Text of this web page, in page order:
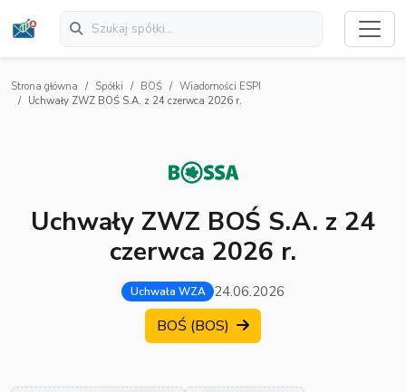
Strona główna Spółki BOŚ
Wiadomości ESPI
Uchwały ZWZ BOŚ S.A. z 24 czerwca 2026 r.
Uchwały ZWZ BOŚ S.A. z 24
czerwca 2026 r.
Uchwała WZA 24.06.2026
BOŚ (BOS)